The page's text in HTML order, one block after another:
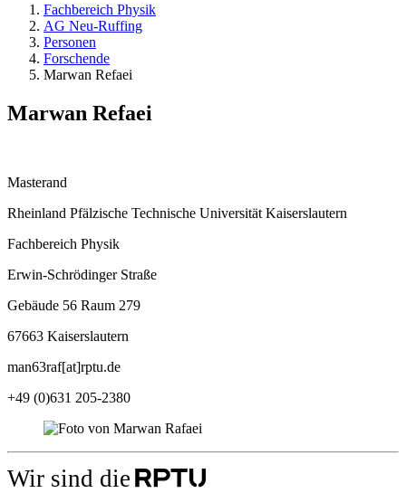
Fachbereich Physik
AG Neu-Ruffing
Personen
Forschende
Marwan Refaei
Marwan Refaei
Masterand
Rheinland Pfälzische Technische Universität Kaiserslautern
Fachbereich Physik
Erwin-Schrödinger Straße
Gebäude 56 Raum 279
67663 Kaiserslautern
man63raf[at]rptu.de
+49 (0)631 205-2380
Wir sind die